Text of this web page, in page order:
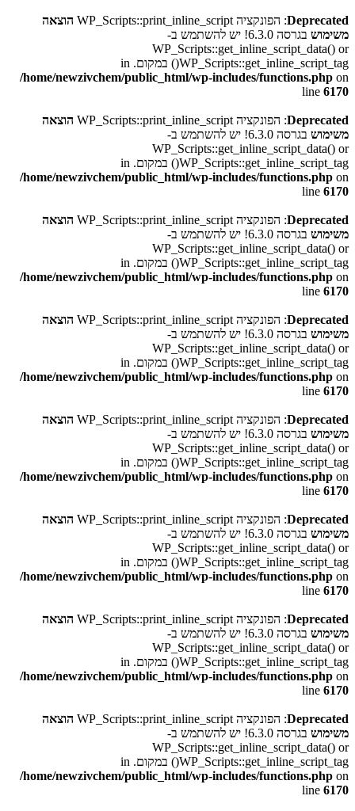
Deprecated: הפונקציה WP_Scripts::print_inline_script
הוצאה
משימוש
בגרסה 6.3.0! יש להשתמש ב-
WP_Scripts::get_inline_script_data() or
WP_Scripts::get_inline_script_tag() במקום. in
/home/newzivchem/public_html/wp-includes/functions.php on
line 6170
Deprecated: הפונקציה WP_Scripts::print_inline_script
הוצאה
משימוש
בגרסה 6.3.0! יש להשתמש ב-
WP_Scripts::get_inline_script_data() or
WP_Scripts::get_inline_script_tag() במקום. in
/home/newzivchem/public_html/wp-includes/functions.php on
line 6170
Deprecated: הפונקציה WP_Scripts::print_inline_script
הוצאה
משימוש
בגרסה 6.3.0! יש להשתמש ב-
WP_Scripts::get_inline_script_data() or
WP_Scripts::get_inline_script_tag() במקום. in
/home/newzivchem/public_html/wp-includes/functions.php on
line 6170
Deprecated: הפונקציה WP_Scripts::print_inline_script
הוצאה
משימוש
בגרסה 6.3.0! יש להשתמש ב-
WP_Scripts::get_inline_script_data() or
WP_Scripts::get_inline_script_tag() במקום. in
/home/newzivchem/public_html/wp-includes/functions.php on
line 6170
Deprecated: הפונקציה WP_Scripts::print_inline_script
הוצאה
משימוש
בגרסה 6.3.0! יש להשתמש ב-
WP_Scripts::get_inline_script_data() or
WP_Scripts::get_inline_script_tag() במקום. in
/home/newzivchem/public_html/wp-includes/functions.php on
line 6170
Deprecated: הפונקציה WP_Scripts::print_inline_script
הוצאה
משימוש
בגרסה 6.3.0! יש להשתמש ב-
WP_Scripts::get_inline_script_data() or
WP_Scripts::get_inline_script_tag() במקום. in
/home/newzivchem/public_html/wp-includes/functions.php on
line 6170
Deprecated: הפונקציה WP_Scripts::print_inline_script
הוצאה
משימוש
בגרסה 6.3.0! יש להשתמש ב-
WP_Scripts::get_inline_script_data() or
WP_Scripts::get_inline_script_tag() במקום. in
/home/newzivchem/public_html/wp-includes/functions.php on
line 6170
Deprecated: הפונקציה WP_Scripts::print_inline_script
הוצאה
משימוש
בגרסה 6.3.0! יש להשתמש ב-
WP_Scripts::get_inline_script_data() or
WP_Scripts::get_inline_script_tag() במקום. in
/home/newzivchem/public_html/wp-includes/functions.php on
line 6170